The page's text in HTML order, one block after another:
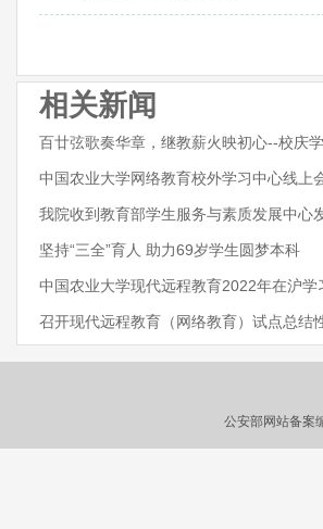
相关新闻
百廿弦歌奏华章，继教薪火映初心--校庆
中国农业大学网络教育校外学习中心线上
我院收到教育部学生服务与素质发展中心
坚持“三全”育人 助力69岁学生圆梦本科
中国农业大学现代远程教育2022年在沪学
召开现代远程教育（网络教育）试点总结